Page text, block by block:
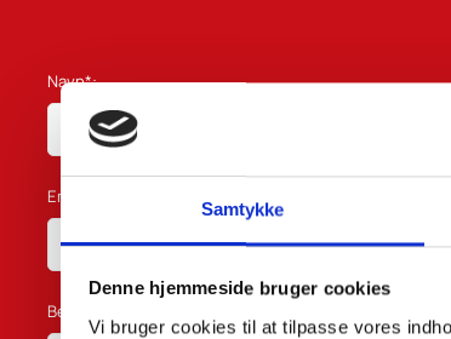
Samtykke
Denne hjemmeside bruger cookies
Vi bruger cookies til at tilpasse vores
Navn*:
Email*:
Besked: